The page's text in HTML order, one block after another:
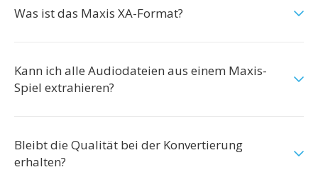
Was ist das Maxis XA-Format?
Kann ich alle Audiodateien aus einem Maxis-
Spiel extrahieren?
Bleibt die Qualität bei der Konvertierung
erhalten?